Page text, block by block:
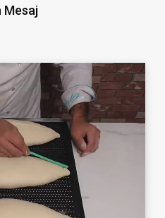
Mesaj